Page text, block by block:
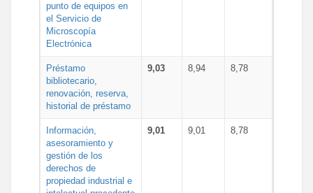
punto de equipos en
el Servicio de
Microscopía
Electrónica
Préstamo
bibliotecario,
renovación, reserva,
historial de préstamo
9,03 8,94 8,78
Información,
asesoramiento y
gestión de los
derechos de
propiedad industrial e
9,01 9,01 8,78